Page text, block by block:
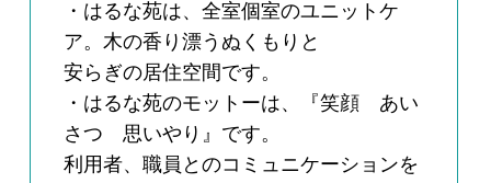
・はるな苑は、全室個室のユニットケ
ア。木の香り漂うぬくもりと
安らぎの居住空間です。
・はるな苑のモットーは、『笑顔 あい
さつ 思いやり』です。
利用者、職員とのコミュニケーションを